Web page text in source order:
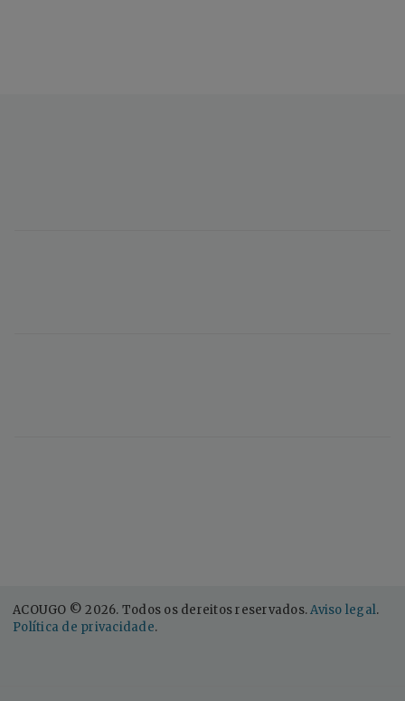
ACOUGO © 2026. Todos os dereitos reservados.Aviso legal.
Política de privacidade.